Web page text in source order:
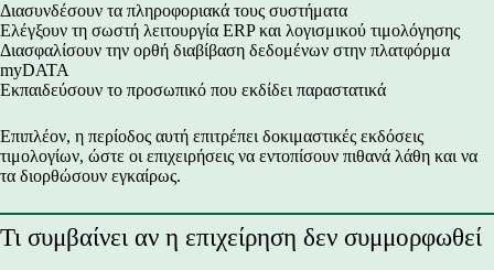
Διασυνδέσουν τα πληροφοριακά τους συστήματα
Ελέγξουν τη σωστή λειτουργία ERP και λογισμικού τιμολόγησης
Διασφαλίσουν την ορθή διαβίβαση δεδομένων στην πλατφόρμα
myDATA
Εκπαιδεύσουν το προσωπικό που εκδίδει παραστατικά
Επιπλέον, η περίοδος αυτή επιτρέπει δοκιμαστικές εκδόσεις
τιμολογίων, ώστε οι επιχειρήσεις να εντοπίσουν πιθανά λάθη και να
τα διορθώσουν εγκαίρως.
Τι συμβαίνει αν η επιχείρηση δεν συμμορφωθεί